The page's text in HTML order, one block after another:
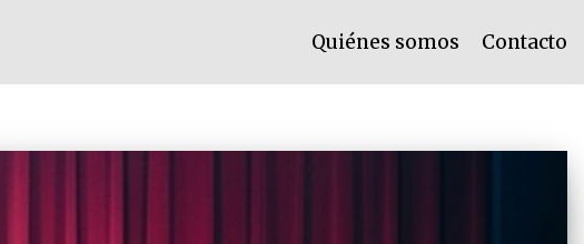
Quiénes somos Contacto